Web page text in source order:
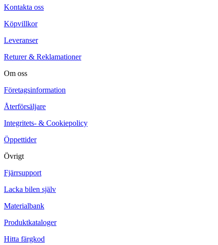
Kontakta oss
Köpvillkor
Leveranser
Returer & Reklamationer
Om oss
Företagsinformation
Återförsäljare
Integritets- & Cookiepolicy
Öppettider
Övrigt
Fjärrsupport
Lacka bilen själv
Materialbank
Produktkataloger
Hitta färgkod